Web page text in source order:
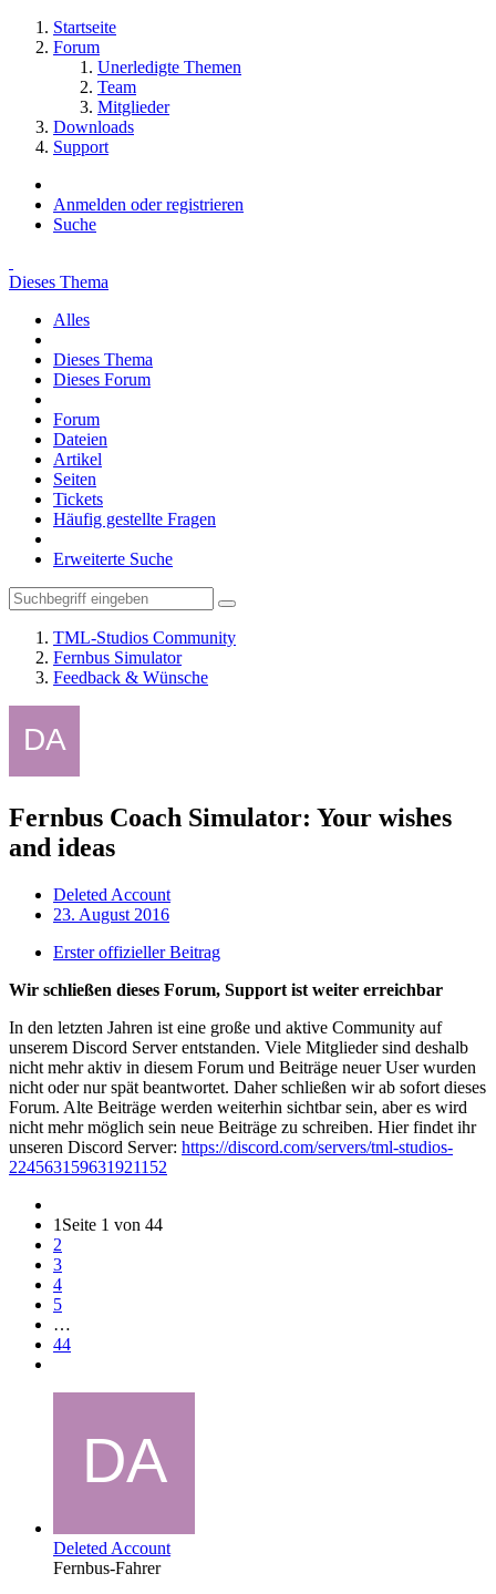
Startseite
Forum
Unerledigte Themen
Team
Mitglieder
Downloads
Support
Anmelden oder registrieren
Suche
Dieses Thema
Alles
Dieses Thema
Dieses Forum
Forum
Dateien
Artikel
Seiten
Tickets
Häufig gestellte Fragen
Erweiterte Suche
TML-Studios Community
Fernbus Simulator
Feedback & Wünsche
Fernbus Coach Simulator: Your wishes
and ideas
Deleted Account
23. August 2016
Erster offizieller Beitrag
Wir schließen dieses Forum, Support ist weiter erreichbar
In den letzten Jahren ist eine große und aktive Community auf
unserem Discord Server entstanden. Viele Mitglieder sind deshalb
nicht mehr aktiv in diesem Forum und Beiträge neuer User wurden
nicht oder nur spät beantwortet. Daher schließen wir ab sofort dieses
Forum. Alte Beiträge werden weiterhin sichtbar sein, aber es wird
nicht mehr möglich sein neue Beiträge zu schreiben. Hier findet ihr
unseren Discord Server: https://discord.com/servers/tml-studios-
224563159631921152
1 Seite 1 von 44
2
3
4
5
…
44
Deleted Account
Fernbus-Fahrer